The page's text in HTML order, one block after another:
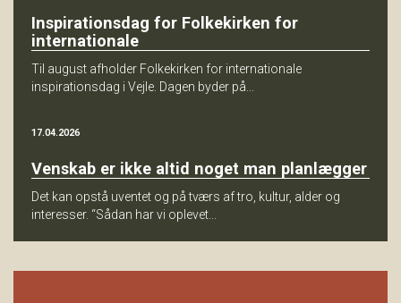
Inspirationsdag for Folkekirken for
internationale
Til august afholder Folkekirken for internationale
inspirationsdag i Vejle. Dagen byder på...
17.04.2026
Venskab er ikke altid noget man planlægger
Det kan opstå uventet og på tværs af tro, kultur, alder og
interesser. “Sådan har vi oplevet...